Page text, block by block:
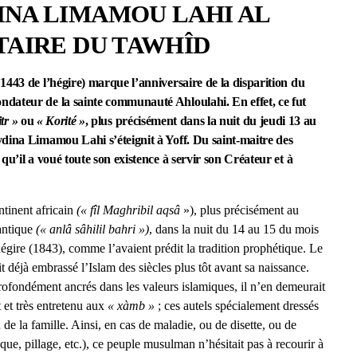
LIMAMOU LAHI AL
DU TAWHÎD
de l’hégire) marque l’anniversaire de la disparition du
de la sainte communauté Ahloulahi. En effet, ce fut
» ou « Korité », plus précisément dans la nuit du jeudi 13 au
Limamou Lahi s’éteignit à Yoff. Du saint-maitre des
a voué toute son existence à servir son Créateur et à
africain (« fîl Maghribil aqsâ »), plus précisément au
(« anlâ sâhilil bahri »), dans la nuit du 14 au 15 du mois
(1843), comme l’avaient prédit la tradition prophétique. Le
embrassé l’Islam des siècles plus tôt avant sa naissance.
ancrés dans les valeurs islamiques, il n’en demeurait
très entretenu aux « xàmb » ; ces autels spécialement dressés
la famille. Ainsi, en cas de maladie, ou de disette, ou de
pillage, etc.), ce peuple musulman n’hésitait pas à recourir à